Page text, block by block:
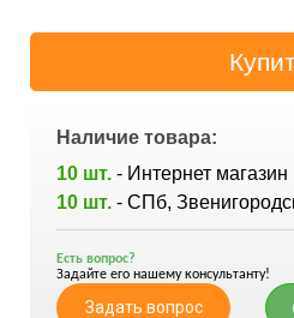
Наличие товара:
10 шт. - Интернет магазин
10 шт. - СПб,
Есть вопрос?
Задайте его нашему консультанту!
Задать вопрос